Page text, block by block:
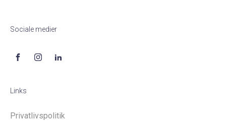
Sociale medier
Links
Privatlivspolitik